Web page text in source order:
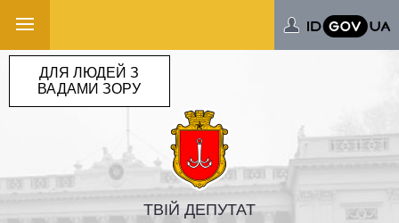
ТВІЙ ДЕПУТАТ
ДЛЯ ЛЮДЕЙ З
ВАДАМИ ЗОРУ